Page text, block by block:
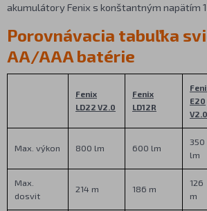
akumulátory Fenix s konštantným napätím
Porovnávacia tabuľka
AA/AAA batérie
Fenix
LD22 V2.0
Fenix
LD12R
E20
V2.0
Max. výkon 800 lm 600 lm
350
lm
Max.
dosvit
214 m 186 m
126
m